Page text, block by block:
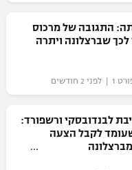
התגובה של מרכוס
שברצלונה ויתרה
חודשים
לבנדובסקי ורשפורד:
לקבל הצעה